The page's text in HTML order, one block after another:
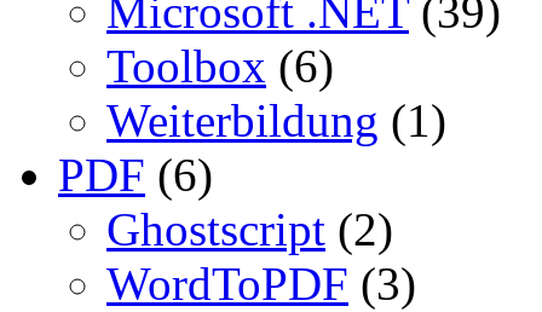
Microsoft .NET(39)
Toolbox (6)
Weiterbildung (1)
PDF (6)
Ghostscript (2)
WordToPDF (3)